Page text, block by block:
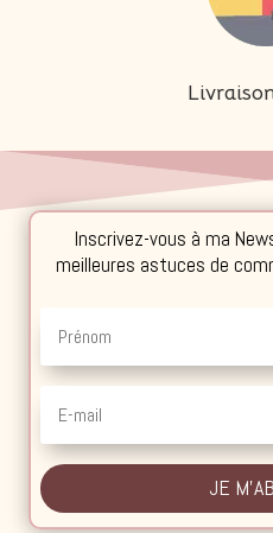
Inscrivez-vous à ma
meilleures astuces de
JE